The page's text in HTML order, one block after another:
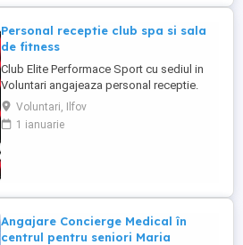
relația cu aparținătorii) - ...
Personal receptie club spa si sala
de fitness
Club Elite Performace Sport cu sediul in
Voluntari angajeaza personal receptie.
Cerinte:Foarte bune abilitati de
comunicare, Limba engleza nivel mediu
(scris vorbit), Experienta in utilizare PC
Voluntari, Ilfov
1 ianuarie
Angajare Concierge Medical în
centrul pentru seniori Maria